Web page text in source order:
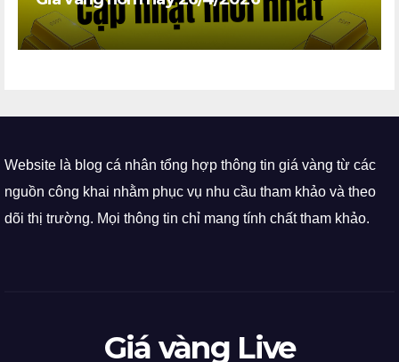
Website là blog cá nhân tổng hợp thông tin giá vàng từ các
nguồn công khai nhằm phục vụ nhu cầu tham khảo và theo
dõi thị trường. Mọi thông tin chỉ mang tính chất tham khảo.
Giá vàng Live